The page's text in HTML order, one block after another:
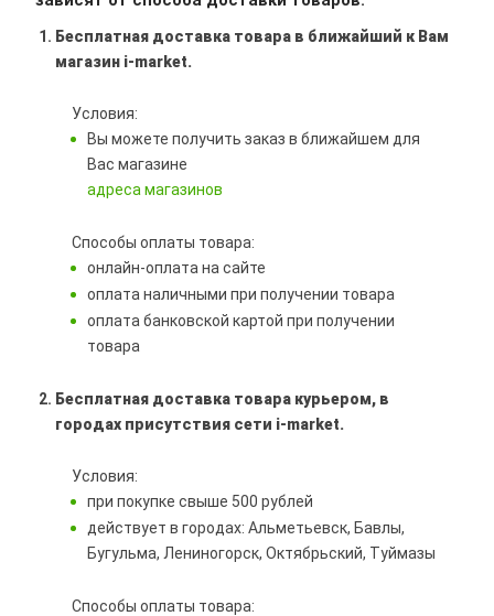
Бесплатная доставка товара в ближайший к Вам
магазин i-market.
Условия:
Вы можете получить заказ в ближайшем для
Вас магазине
адреса магазинов
Способы оплаты товара:
онлайн-оплата на сайте
оплата наличными при получении товара
оплата банковской картой при получении
товара
Бесплатная доставка товара курьером, в
городах присутствия сети i-market.
Условия:
при покупке свыше 500 рублей
действует в городах: Альметьевск, Бавлы,
Бугульма, Лениногорск, Октябрьский, Туймазы
Способы оплаты товара: